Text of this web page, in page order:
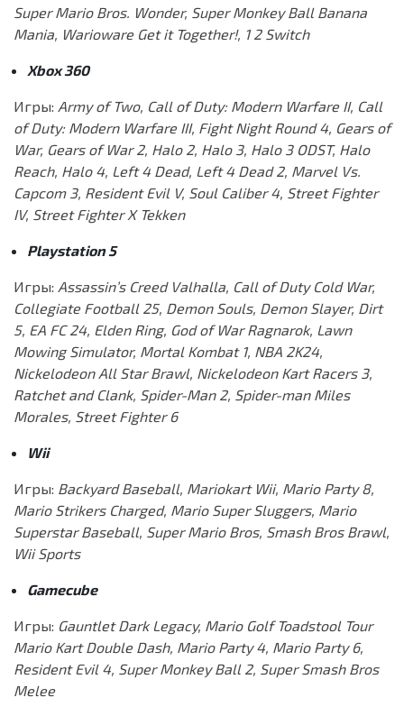
Super Mario Bros. Wonder, Super Monkey Ball Banana
Mania, Warioware Get it Together!, 1 2 Switch
Xbox 360
Игры: Army of Two, Call of Duty: Modern Warfare II, Call
of Duty: Modern Warfare III, Fight Night Round 4, Gears of
War, Gears of War 2, Halo 2, Halo 3, Halo 3 ODST, Halo
Reach, Halo 4, Left 4 Dead, Left 4 Dead 2, Marvel Vs.
Capcom 3, Resident Evil V, Soul Caliber 4, Street Fighter
IV, Street Fighter X Tekken
Playstation 5
Игры: Assassin’s Creed Valhalla, Call of Duty Cold War,
Collegiate Football 25, Demon Souls, Demon Slayer, Dirt
5, EA FC 24, Elden Ring, God of War Ragnarok, Lawn
Mowing Simulator, Mortal Kombat 1, NBA 2K24,
Nickelodeon All Star Brawl, Nickelodeon Kart Racers 3,
Ratchet and Clank, Spider-Man 2, Spider-man Miles
Morales, Street Fighter 6
Wii
Игры: Backyard Baseball, Mariokart Wii, Mario Party 8,
Mario Strikers Charged, Mario Super Sluggers, Mario
Superstar Baseball, Super Mario Bros, Smash Bros Brawl,
Wii Sports
Gamecube
Игры: Gauntlet Dark Legacy, Mario Golf Toadstool Tour
Mario Kart Double Dash, Mario Party 4, Mario Party 6,
Resident Evil 4, Super Monkey Ball 2, Super Smash Bros
Melee